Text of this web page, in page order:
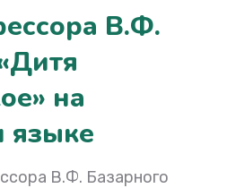
В.Ф.
на
языке
В.Ф. Базарного